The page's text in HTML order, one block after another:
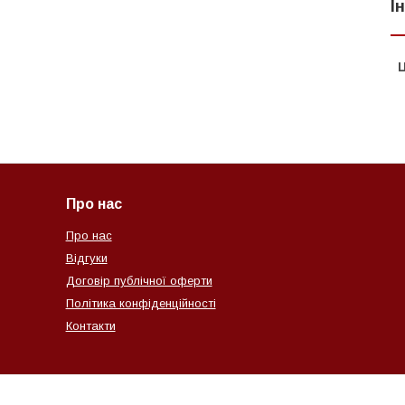
Про нас
Про нас
Відгуки
Договір публічної оферти
Політика конфіденційності
Контакти